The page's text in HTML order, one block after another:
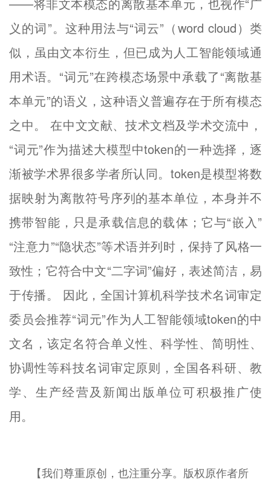
义的词”。这种用法与“词云”（word cloud）类
似，虽由文本衍生，但已成为人工智能领域通
用术语。“词元”在跨模态场景中承载了“离散基
本单元”的语义，这种语义普遍存在于所有模态
之中。 在中文文献、技术文档及学术交流中，
“词元”作为描述大模型中token的一种选择，逐
渐被学术界很多学者所认同。token是模型将数
据映射为离散符号序列的基本单位，本身并不
携带智能，只是承载信息的载体；它与“嵌入”
“注意力”“隐状态”等术语并列时，保持了风格一
致性；它符合中文“二字词”偏好，表述简洁，易
于传播。 因此，全国计算机科学技术名词审定
委员会推荐“词元”作为人工智能领域token的中
文名，该定名符合单义性、科学性、简明性、
协调性等科技名词审定原则，全国各科研、教
学、生产经营及新闻出版单位可积极推广使
用。
【我们尊重原创，也注重分享。版权原作者所